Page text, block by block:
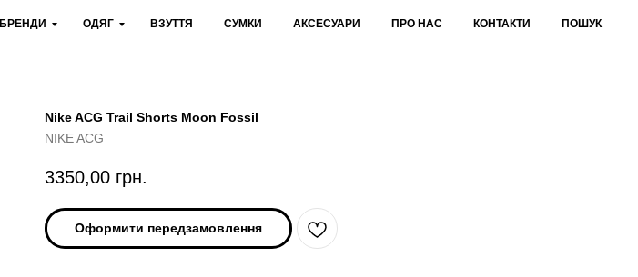
БРЕНДИ ОДЯГ ВЗУТТЯ СУМКИ АКСЕСУАРИ ПРО НАС КОНТАКТИ ПОШУК
Nike ACG Trail Shorts Moon Fossil
NIKE ACG
3350,00 грн.
Оформити передзамовлення